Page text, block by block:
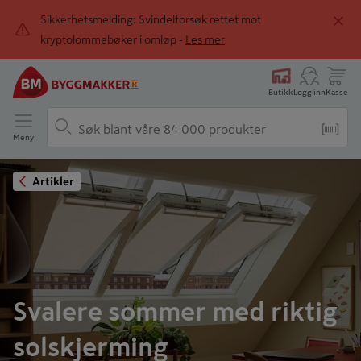
Sikkerhetsmelding: Svindelforsøk rettet mot
kryptolommebøker i omløp -
Les mer
ButikkLogg innKasse
Meny
Artikler
Svalere sommer med riktig
solskjerming